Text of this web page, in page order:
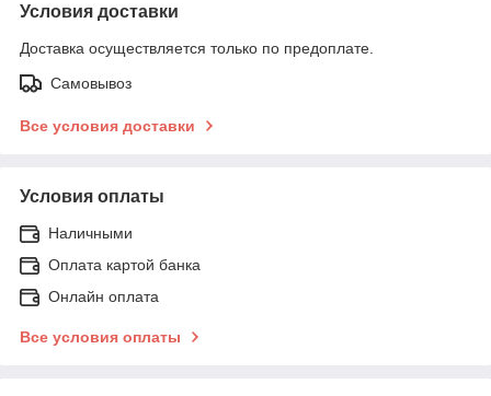
Условия доставки
Доставка осуществляется только по предоплате.
Самовывоз
Все условия доставки
Условия оплаты
Наличными
Оплата картой банка
Онлайн оплата
Все условия оплаты